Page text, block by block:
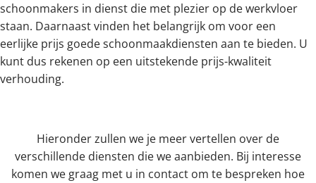
schoonmakers in dienst die met plezier op de werkvloer
staan. Daarnaast vinden het belangrijk om voor een
eerlijke prijs goede schoonmaakdiensten aan te bieden. U
kunt dus rekenen op een uitstekende prijs-kwaliteit
verhouding.
Hieronder zullen we je meer vertellen over de
verschillende diensten die we aanbieden. Bij interesse
komen we graag met u in contact om te bespreken hoe